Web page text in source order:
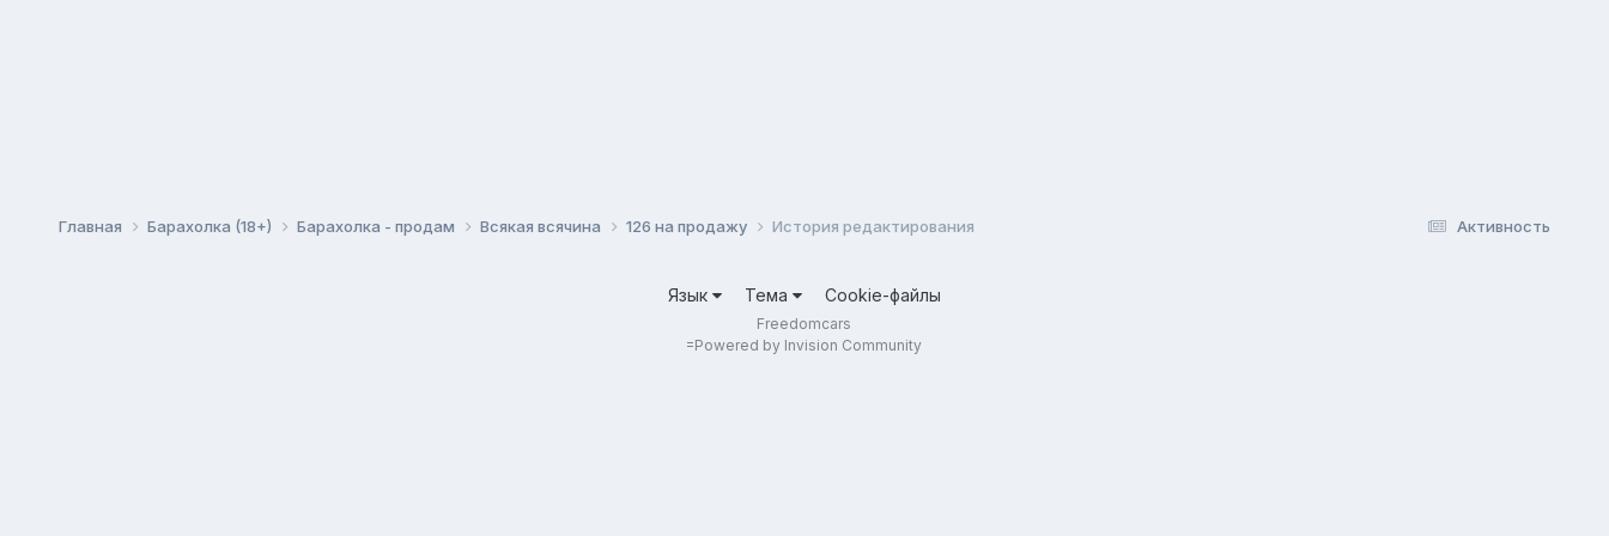
Активность
Главная Барахолка (18+) Барахолка - продам Всякая всячина 126 на продажу История редактирования
Язык Тема Cookie-файлы
Freedomcars
=Powered by Invision Community